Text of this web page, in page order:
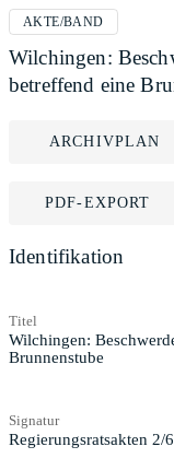
AKTE/BAND
Wilchingen:
betreffend eine
ARCHIVPLAN
PDF-EXPORT
Identifikation
Titel
Wilchingen:
Brunnenstube
Signatur
Regierungsratsakten 2/